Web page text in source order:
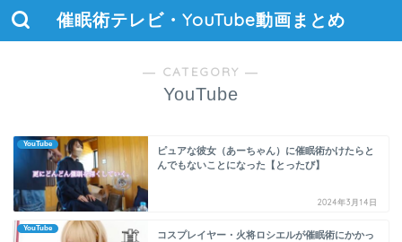
催眠術テレビ・YouTube動画まとめ
― CATEGORY ―
YouTube
YouTube
ピュアな彼女（あーちゃん）に催眠術かけたらと
んでもないことになった【とったび】
2024年3月14日
YouTube
コスプレイヤー・火将ロシエルが催眠術にかかっ